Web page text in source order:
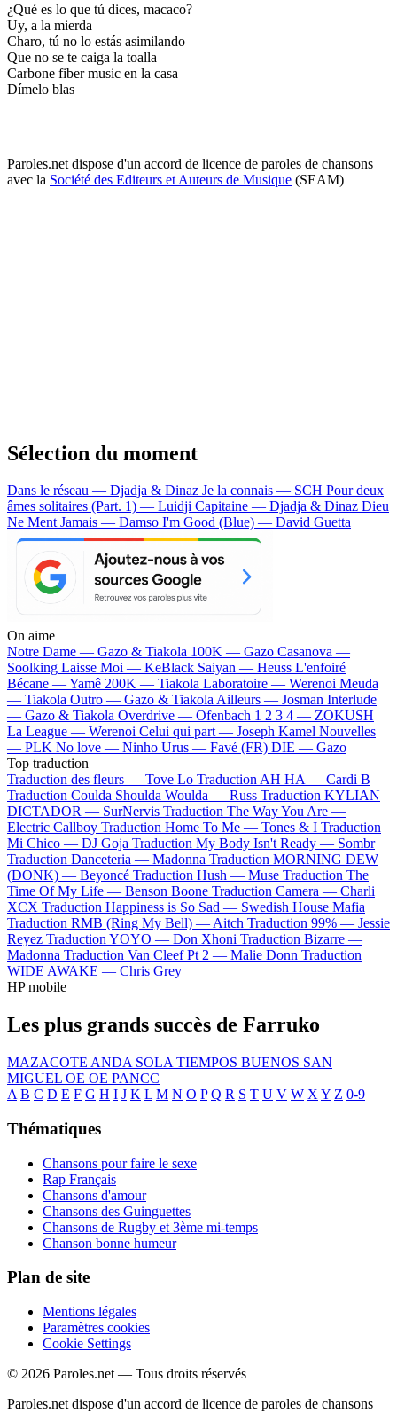
¿Qué es lo que tú dices, macaco?
Uy, a la mierda
Charo, tú no lo estás asimilando
Que no se te caiga la toalla
Carbone fiber music en la casa
Dímelo blas
Paroles.net dispose d'un accord de licence de paroles de chansons
avec la Société des Editeurs et Auteurs de Musique (SEAM)
Sélection du moment
Dans le réseau — Djadja & Dinaz Je la connais — SCH Pour deux
âmes solitaires (Part. 1) — Luidji Capitaine — Djadja & Dinaz Dieu
Ne Ment Jamais — Damso I'm Good (Blue) — David Guetta
On aime
Notre Dame — Gazo & Tiakola 100K — Gazo Casanova —
Soolking Laisse Moi — KeBlack Saiyan — Heuss L'enfoiré
Bécane —Yamê 200K — Tiakola Laboratoire — Werenoi Meuda
— Tiakola Outro — Gazo & TiakolaAilleurs — Josman Interlude
— Gazo & Tiakola Overdrive — Ofenbach 1 2 3 4 — ZOKUSH
La League — Werenoi Celui qui part — Joseph Kamel Nouvelles
— PLK No love — Ninho Urus — Favé (FR) DIE — Gazo
Top traduction
Traduction des fleurs — Tove Lo Traduction AH HA — Cardi B
Traduction Coulda Shoulda Woulda — Russ Traduction KYLIAN
DICTADOR — SurNervis Traduction The Way You Are —
Electric Callboy Traduction Home To Me — Tones & I Traduction
Mi Chico — DJ Goja Traduction My Body Isn't Ready — Sombr
Traduction Danceteria — Madonna Traduction MORNING DEW
(DONK) — Beyoncé Traduction Hush — Muse Traduction The
Time Of My Life — Benson Boone Traduction Camera — Charli
XCX Traduction Happiness is So Sad — Swedish House Mafia
Traduction RMB (Ring My Bell) —Aitch Traduction 99% — Jessie
Reyez Traduction YOYO — Don Xhoni Traduction Bizarre —
Madonna Traduction Van Cleef Pt 2 — Malie Donn Traduction
WIDE AWAKE — Chris Grey
HP mobile
Les plus grands succès de Farruko
MAZACOTE ANDA SOLA TIEMPOS BUENOS SAN
MIGUEL OE OE PANCC
A B C D E F G H I J K L M N O P Q R S T U V W X Y Z 0-9
Thématiques
Chansons pour faire le sexe
Rap Français
Chansons d'amour
Chansons des Guinguettes
Chansons de Rugby et 3ème mi-temps
Chanson bonne humeur
Plan de site
Mentions légales
Paramètres cookies
Cookie Settings
© 2026 Paroles.net — Tous droits réservés
Paroles.net dispose d'un accord de licence de paroles de chansons